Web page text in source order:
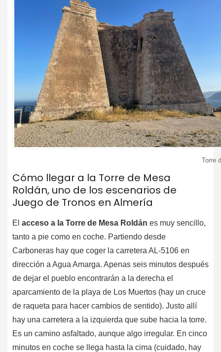
Torre
Cómo llegar a la Torre de Mesa
Roldán, uno de los escenarios de
Juego de Tronos en Almería
El acceso a la Torre de Mesa Roldán es muy sencillo,
tanto a pie como en coche. Partiendo desde
Carboneras hay que coger la carretera AL-5106 en
dirección a Agua Amarga. Apenas seis minutos después
de dejar el pueblo encontrarán a la derecha el
aparcamiento de la playa de Los Muertos (hay un cruce
de raqueta para hacer cambios de sentido). Justo allí
hay una carretera a la izquierda que sube hacia la torre.
Es un camino asfaltado, aunque algo irregular. En cinco
minutos en coche se llega hasta la cima (cuidado, hay